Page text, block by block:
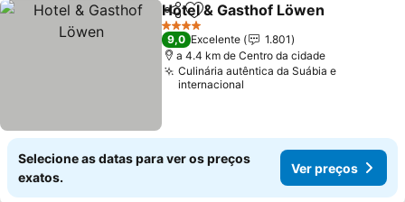
PartilharAdicionar aos favoritos
Hotel & Gasthof Löwen
4 Estrelas
9,0 Excelente
1.801
a 4.4 km de Centro da cidade
Culinária autêntica da Suábia e
internacional
Selecione as datas para ver os preços
exatos.
Ver preços